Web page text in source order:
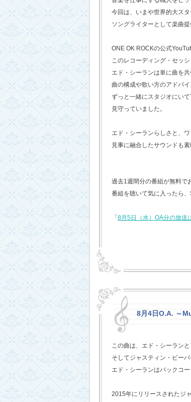
今回は、いまや世界的大ス
ソングライターとして楽曲
ONE OK ROCKの公式
このレコーディング・セッ
エド・シーランは単に曲を共
曲の構成や歌い方のアドバイ
ずっと一緒にスタジオにい
見守っていました。
エド・シーランらしさと、
見事に融合したサウンドも素
過去1週間分の番組が無料で
番組を聴いて気に入ったら
「 8月5日（水）OA分の放送
8月4日O.A. ～
この曲は、エド・シーラン
そしてジャスティン・ビーバ
エド・シーランはバックコ
2015年にリリースされたジ